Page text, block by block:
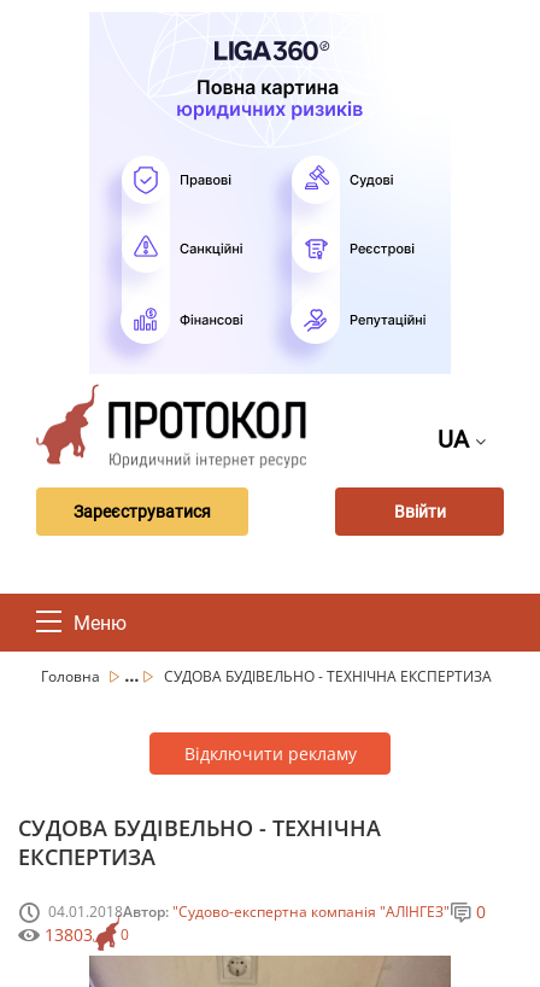
UA
Зареєструватися Ввійти
Меню
Головна ... СУДОВА БУДІВЕЛЬНО - ТЕХНІЧНА ЕКСПЕРТИЗА
Відключити рекламу
СУДОВА БУДІВЕЛЬНО - ТЕХНІЧНА
ЕКСПЕРТИЗА
04.01.2018Автор:"Судово-експертна компанія "АЛІНГЕЗ"
0
0
13803